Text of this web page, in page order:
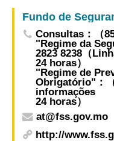
Fundo de
Consultas：（
"Regime da
2823 8238（
24 horas）
"Regime de
Obrigatório"：
informações
24 horas）
at@fss.gov.mo
http://